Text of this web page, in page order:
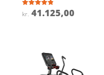
Vurderet
4.9
kr. 41.125,00